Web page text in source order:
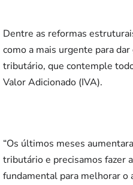
Dentre as reformas
como a mais urgente para
tributário, que contemple
Valor Adicionado (IVA).
“Os últimos meses
tributário e precisamos fazer
fundamental para melhorar o